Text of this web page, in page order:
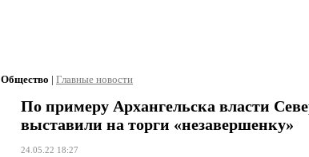
Общество | Главные новости
По примеру Архангельска власти
выставили на торги «незавершенку»
24.05.22 18:27